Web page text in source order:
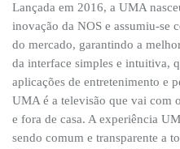
Lançada em 2016, a UMA
inovação da NOS e assumiu-se
do mercado, garantindo a
da interface simples e intuitiva,
aplicações de entretenimento e
UMA é a televisão que vai com
e fora de casa. A experiência
sendo comum e transparente a